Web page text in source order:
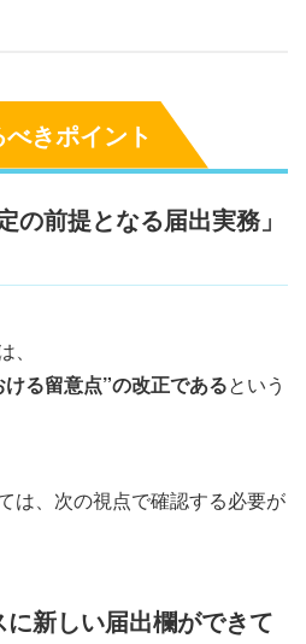
きポイント
の前提となる届出実務」
る留意点”の改正であるという
は、次の視点で確認する必要が
新しい届出欄ができて